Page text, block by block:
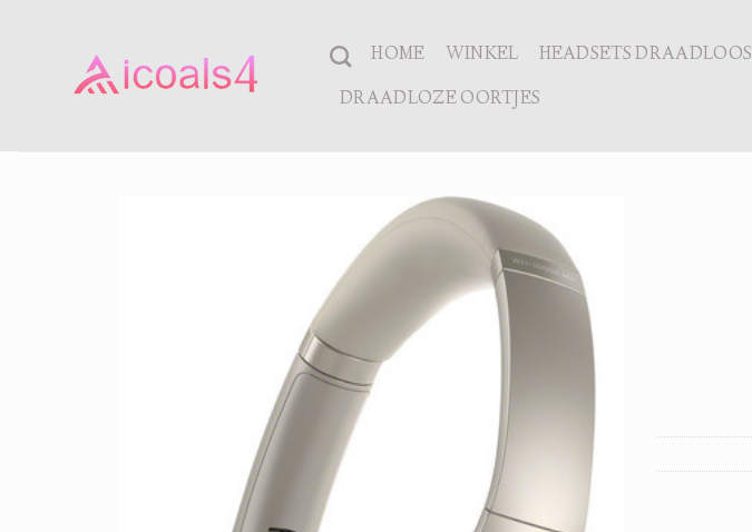
HOME WINKEL HEADSETS DRAADLOOS
DRAADLOZE OORTJES